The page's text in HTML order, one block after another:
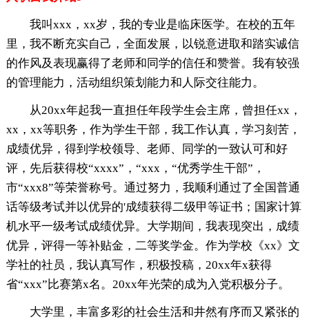
我叫xxx，xx岁，我的专业是临床医学。在校的五年
里，我不断充实自己，全面发展，以锐意进取和踏实诚信
的作风及表现赢得了老师和同学的信任和赞誉。我有较强
的管理能力，活动组织策划能力和人际交往能力。
从20xx年起我一直担任年段学生会主席，曾担任xx，
xx，xx等职务，作为学生干部，我工作认真，学习刻苦，
成绩优异，得到学校领导、老师、同学的一致认可和好
评，先后获得校“xxxx”，“xxx，“优秀学生干部”，
市“xxx8”等荣誉称号。通过努力，我顺利通过了全国普通
话等级考试并以优异的'成绩获得二级甲等证书；国家计算
机水平一级考试成绩优异。大学期间，我表现突出，成绩
优异，评得一等补贴金，二等奖学金。作为学校《xx》文
学社的社员，我认真写作，积极投稿，20xx年x获得
省“xxx”比赛第x名。20xx年光荣的成为入党积极分子。
大学里，丰富多彩的社会生活和井然有序而又紧张的